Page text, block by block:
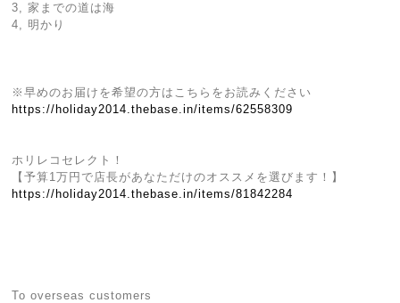
3, 家までの道は海
4, 明かり
※早めのお届けを希望の方はこちらをお読みください
https://holiday2014.thebase.in/items/62558309
ホリレコセレクト！
【予算1万円で店長があなただけのオススメを選びます！】
https://holiday2014.thebase.in/items/81842284
To overseas customers